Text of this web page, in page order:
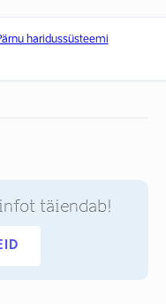
haridussüsteemi
täiendab!